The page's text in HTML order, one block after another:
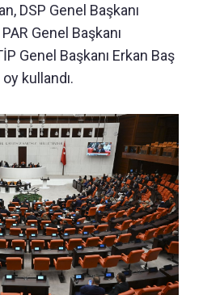
DSP Genel Başkanı
Genel Başkanı
Genel Başkanı Erkan Baş
kullandı.